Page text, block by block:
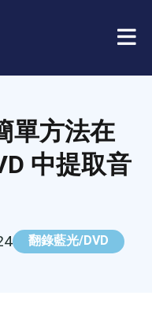
單方法在
中提取音
翻錄藍光/DVD